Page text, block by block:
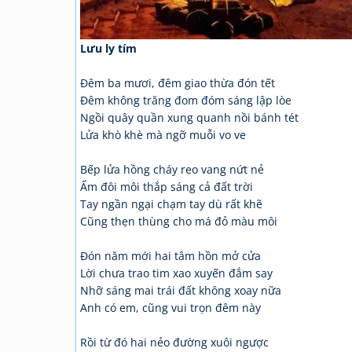
Lưu ly tím
Đêm ba mươi, đêm giao thừa đón tết
Đêm không trăng đom đóm sáng lập lòe
Ngồi quây quần xung quanh nồi bánh tét
Lửa khò khè mà ngỡ muỗi vo ve
Bếp lửa hồng cháy reo vang nứt nẻ
Ấm đôi môi thắp sáng cả đất trời
Tay ngần ngại chạm tay dù rất khẽ
Cũng thẹn thùng cho má đỏ màu môi
Đón năm mới hai tâm hồn mở cửa
Lời chưa trao tim xao xuyến đắm say
Nhỡ sáng mai trái đất không xoay nữa
Anh có em, cũng vui trọn đêm này
Rồi từ đó hai nẻo đường xuôi ngược